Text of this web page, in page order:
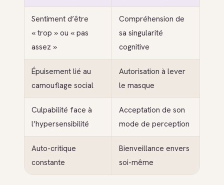
Sentiment d’être
« trop » ou « pas
assez »
Compréhension de
sa singularité
cognitive
Épuisement lié au
camouflage social
Autorisation à lever
le masque
Culpabilité face à
l’hypersensibilité
Acceptation de son
mode de perception
Auto-critique
constante
Bienveillance envers
soi-même